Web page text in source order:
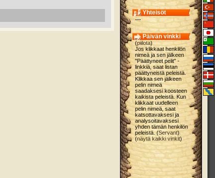
Yhteisöt
---
Päivän vinkki
(piilota)
Jos klikkaat henkilön
nimeä ja sen jälkeen
"Päättyneet pelit" -
linkkiä, saat listan
päättyneistä peleistä.
Klikkaa sen jälkeen
pelin nimeä
saadaksesi koosteen
kaikista peleistä. Kun
klikkaat uudelleen
pelin nimeä, saat
katsottavaksesi ja
analysoitavaksesi
yhden tämän henkilön
peleistä. (Servant)
(näytä kaikki vinkit)